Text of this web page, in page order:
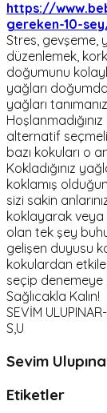
https://
gereken-10-
Stres, gevşeme,
düzenlemek,
doğumunu
yağları
yağları
alternatif
bazı kokuları o
Kokladığınız
koklamış
sizi sakin
koklayarak veya
olan tek şey
gelişen duyusu
kokulardan
seçip denemeye
Sağlıcakla Kalın!
SEVİM
S,U
Sevim
Etiketler